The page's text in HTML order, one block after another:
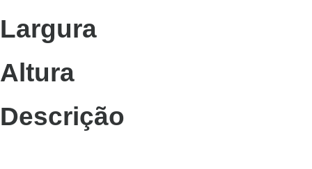
Largura
Altura
Descrição